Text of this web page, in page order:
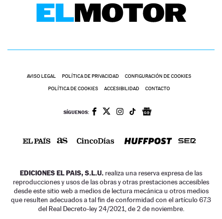
AVISO LEGAL POLÍTICA DE PRIVACIDAD CONFIGURACIÓN DE COOKIES
POLÍTICA DE COOKIES ACCESIBILIDAD CONTACTO
SÍGUENOS:
EDICIONES EL PAIS, S.L.U. realiza una reserva expresa de las
reproducciones y usos de las obras y otras prestaciones accesibles
desde este sitio web a medios de lectura mecánica u otros medios
que resulten adecuados a tal fin de conformidad con el artículo 67.3
del Real Decreto-ley 24/2021, de 2 de noviembre.